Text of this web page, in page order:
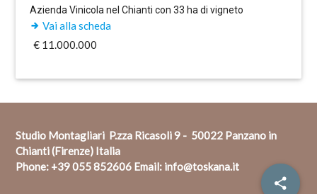
Azienda Vinicola nel Chianti con 33 ha di vigneto
Vai alla scheda
€ 11.000.000
Studio Montagliari P.zza Ricasoli 9 - 50022 Panzano in
Chianti (Firenze) Italia
Phone: +39 055 852606 Email: info@toskana.it